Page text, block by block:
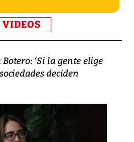
VIDEOS
‘Si la gente elige
deciden